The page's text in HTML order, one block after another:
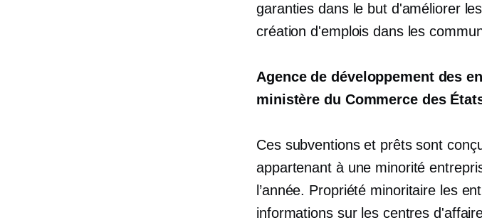
garanties dans le but d'améliorer
création d'emplois dans les
Agence de développement des
ministère du Commerce des
Ces subventions et prêts sont
appartenant à une minorité
l’année. Propriété minoritaire les
informations sur les centres